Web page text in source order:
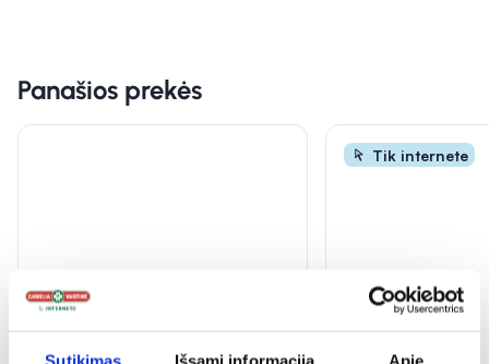
Sutikimas Išsami informacija Apie
Panašios prekės
Tik internete